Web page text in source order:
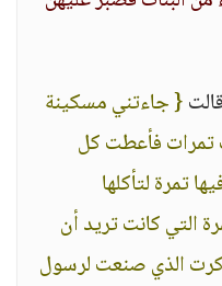
{ جاءتني مسكينة
تمرات فأعطت كل
تمرة لتأكلها
التي كانت تريد أن
الذي صنعت لرسول